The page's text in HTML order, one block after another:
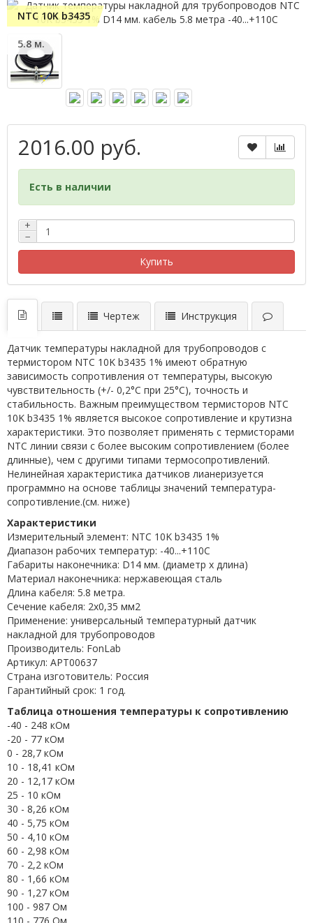
NTC 10K b3435
5.8 м.
2016.00 руб.
Есть в наличии
+
−
Купить
Чертеж Инструкция
Датчик температуры накладной для трубопроводов с
термистором NTC 10K b3435 1% имеют обратную
зависимость сопротивления от температуры, высокую
чувствительность (+/- 0,2°С при 25°С), точность и
стабильность. Важным преимуществом термисторов NTC
10K b3435 1% является высокое сопротивление и крутизна
характеристики. Это позволяет применять с термисторами
NTC линии связи с более высоким сопротивлением (более
длинные), чем с другими типами термосопротивлений.
Нелинейная характеристика датчиков лианеризуется
программно на основе таблицы значений температура-
сопротивление.(см. ниже)
Характеристики
Измерительный элемент: NTC 10K b3435 1%
Диапазон рабочих температур: -40...+110C
Габариты наконечника: D14 мм. (диаметр х длина)
Материал наконечника: нержавеющая сталь
Длина кабеля: 5.8 метра.
Сечение кабеля: 2x0,35 мм2
Применение: универсальный температурный датчик
накладной для трубопроводов
Производитель: FonLab
Артикул: APT00637
Страна изготовитель: Россия
Гарантийный срок: 1 год.
Таблица отношения температуры к сопротивлению
-40 - 248 кОм
-20 - 77 кОм
0 - 28,7 кОм
10 - 18,41 кОм
20 - 12,17 кОм
25 - 10 кОм
30 - 8,26 кОм
40 - 5,75 кОм
50 - 4,10 кОм
60 - 2,98 кОм
70 - 2,2 кОм
80 - 1,66 кОм
90 - 1,27 кОм
100 - 987 Ом